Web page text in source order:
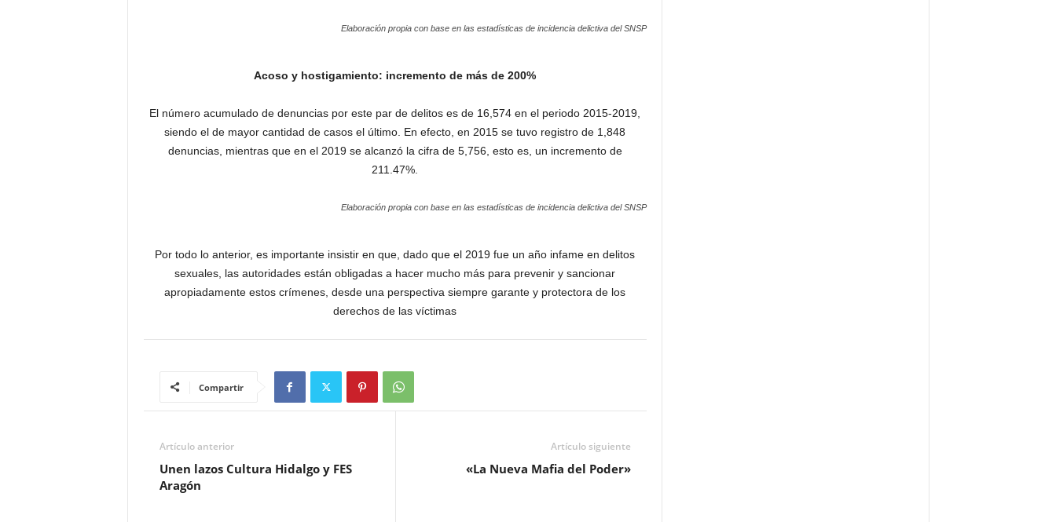
Elaboración propia con base en las estadísticas de incidencia delictiva del SNSP
Acoso y hostigamiento: incremento de más de 200%
El número acumulado de denuncias por este par de delitos es de 16,574 en el periodo 2015-2019,
siendo el de mayor cantidad de casos el último. En efecto, en 2015 se tuvo registro de 1,848
denuncias, mientras que en el 2019 se alcanzó la cifra de 5,756, esto es, un incremento de
211.47%.
Elaboración propia con base en las estadísticas de incidencia delictiva del SNSP
Por todo lo anterior, es importante insistir en que, dado que el 2019 fue un año infame en delitos
sexuales, las autoridades están obligadas a hacer mucho más para prevenir y sancionar
apropiadamente estos crímenes, desde una perspectiva siempre garante y protectora de los
derechos de las víctimas
Compartir
Artículo anterior
Unen lazos Cultura Hidalgo y FES
Aragón
Artículo siguiente
«La Nueva Mafia del Poder»